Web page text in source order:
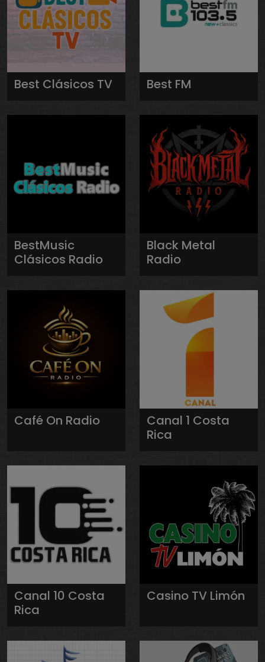
Best Clásicos TV Best FM
BestMusic
Clásicos Radio
Black Metal
Radio
Café On Radio
Canal 1 Costa
Rica
Canal 10 Costa
Rica
Casino TV Limón